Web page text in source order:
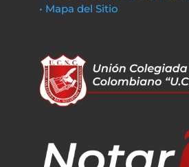
• Mapa del Sitio